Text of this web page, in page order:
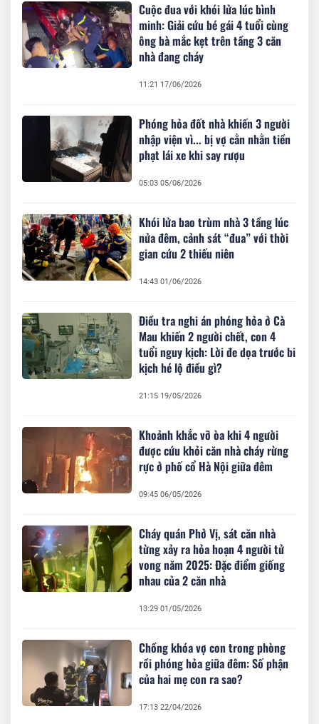
Cuộc đua với khói lửa lúc bình
minh: Giải cứu bé gái 4 tuổi cùng
ông bà mắc kẹt trên tầng 3 căn
nhà đang cháy
11:21 17/06/2026
Phóng hỏa đốt nhà khiến 3 người
nhập viện vì... bị vợ cằn nhằn tiền
phạt lái xe khi say rượu
05:03 05/06/2026
Khói lửa bao trùm nhà 3 tầng lúc
nửa đêm, cảnh sát “đua” với thời
gian cứu 2 thiếu niên
14:43 01/06/2026
Điều tra nghi án phóng hỏa ở Cà
Mau khiến 2 người chết, con 4
tuổi nguy kịch: Lời đe dọa trước bi
kịch hé lộ điều gì?
21:15 19/05/2026
Khoảnh khắc vỡ òa khi 4 người
được cứu khỏi căn nhà cháy rừng
rực ở phố cổ Hà Nội giữa đêm
09:45 06/05/2026
Cháy quán Phở Vị, sát căn nhà
từng xảy ra hỏa hoạn 4 người tử
vong năm 2025: Đặc điểm giống
nhau của 2 căn nhà
13:29 01/05/2026
Chồng khóa vợ con trong phòng
rồi phóng hỏa giữa đêm: Số phận
của hai mẹ con ra sao?
17:13 22/04/2026